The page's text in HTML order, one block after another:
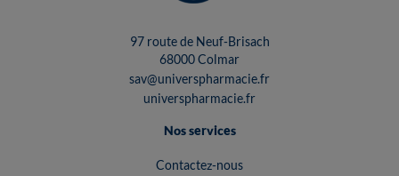
97 route de Neuf-Brisach
68000 Colmar
sav@universpharmacie.fr
universpharmacie.fr
Nos services
Contactez-nous